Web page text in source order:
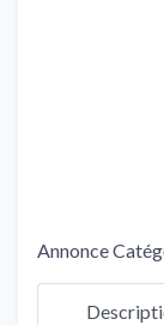
Annonce